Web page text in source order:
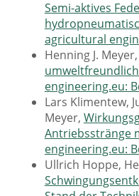
Semi-aktives
agricultural
Henning J. Meyer,
engineering.eu:
Lars Klimentew,
Meyer,
Antriebsstränge
engineering.eu:
Ullrich Hoppe,